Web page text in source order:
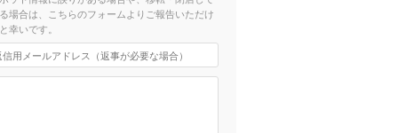
場合は、こちらのフォームよりご報告いただけ
幸いです。